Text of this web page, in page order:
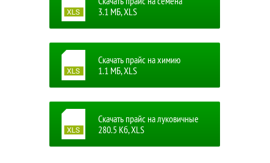
3.1 MБ, XLS
Скачать прайс на химию
1.1 MБ, XLS
Скачать прайс на луковичные
280.5 Кб, XLS